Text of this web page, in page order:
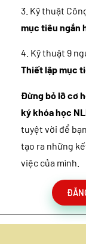
3. Kỹ thuật
mục tiêu ngắn
4. Kỹ thuật 9
Thiết lập mục
Đừng bỏ lỡ cơ
ký khóa học
tuyệt vời để
tạo ra những
việc của mình.